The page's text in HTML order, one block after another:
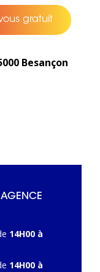
gratuit
Besançon
14H00 à
14H00 à